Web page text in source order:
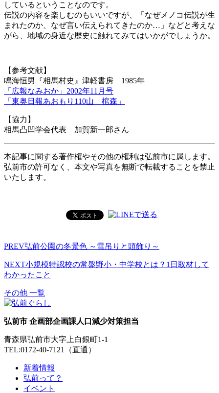
しているということなのです。
伝説の内容を楽しむのもいいですが、「なぜメノコ伝説が生
まれたのか、なぜ言い伝えられてきたのか…」などと考えな
がら、地域の身近な歴史に触れてみてはいかがでしょうか。
【参考文献】
鳴海恒男『相馬村史』津軽書房 1985年
「広報なみおか」2002年11月号
「東奥日報あおもり110山 棺森」
【協力】
相馬凸凹学会代表 加賀新一郎さん
本記事に関する著作権やその他の権利は弘前市に属します。
弘前市の許可なく、本文や写真を無断で転載することを禁止
いたします。
PREV弘前公園の冬景色 ～雪吊りと頭飾り～
NEXT小規模特認校の常盤野小・中学校とは？1日取材して
わかったこと
その他 一覧
弘前市 企画部企画課人口減少対策担当
青森県弘前市大字上白銀町1-1
TEL:0172-40-7121（直通）
新着情報
弘前って？
イベント